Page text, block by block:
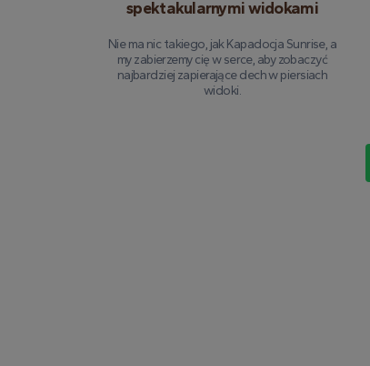
spektakularnymi widokami
Nie ma nic takiego, jak Kapadocja Sunrise, a
my zabierzemy cię w serce, aby zobaczyć
najbardziej zapierające dech w piersiach
widoki.